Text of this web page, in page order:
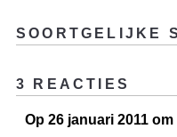
SOORTGELIJKE
3 REACTIES
Op 26 januari 2011